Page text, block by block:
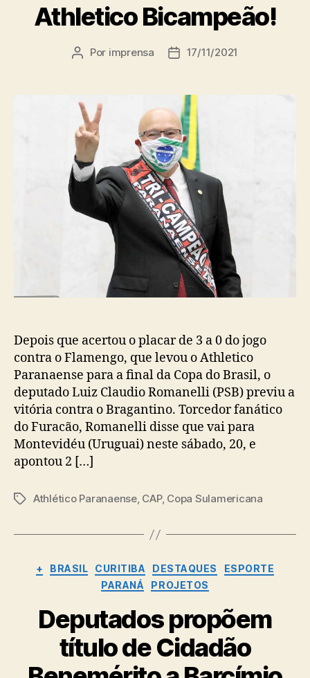
Athletico Bicampeão!
Autor
Por imprensa
Data17/11/2021
Depois que acertou o placar de 3 a 0 do jogo
contra o Flamengo, que levou o Athletico
Paranaense para a final da Copa do Brasil, o
deputado Luiz Claudio Romanelli (PSB) previu a
vitória contra o Bragantino. Torcedor fanático
do Furacão, Romanelli disse que vai para
Montevidéu (Uruguai) neste sábado, 20, e
apontou 2 […]
TagsAthlético Paranaense, CAP, Copa Sulamericana
Categorias
+ BRASIL CURITIBA DESTAQUES
ESPORTE
PARANÁ
PROJETOS
Deputados propõem
título de Cidadão